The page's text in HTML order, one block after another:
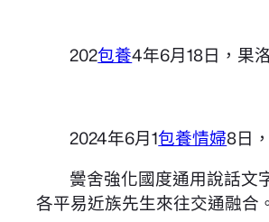
202包養4年6月18日，果
2024年6月1包養情婦8日
黌舍強化國度通用說話文
各平易近族先生來往交通融合。